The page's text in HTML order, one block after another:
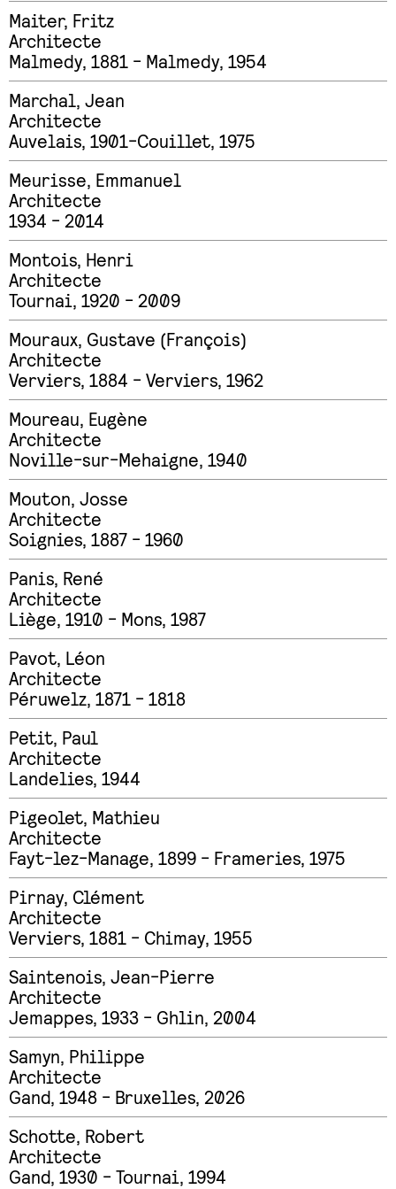
Maiter, Fritz
Architecte
Malmedy, 1881 - Malmedy, 1954
Marchal, Jean
Architecte
Auvelais, 1901-Couillet, 1975
Meurisse, Emmanuel
Architecte
1934 - 2014
Montois, Henri
Architecte
Tournai, 1920 - 2009
Mouraux, Gustave (François)
Architecte
Verviers, 1884 - Verviers, 1962
Moureau, Eugène
Architecte
Noville-sur-Mehaigne, 1940
Mouton, Josse
Architecte
Soignies, 1887 - 1960
Panis, René
Architecte
Liège, 1910 - Mons, 1987
Pavot, Léon
Architecte
Péruwelz, 1871 - 1818
Petit, Paul
Architecte
Landelies, 1944
Pigeolet, Mathieu
Architecte
Fayt-lez-Manage, 1899 - Frameries, 1975
Pirnay, Clément
Architecte
Verviers, 1881 - Chimay, 1955
Saintenois, Jean-Pierre
Architecte
Jemappes, 1933 - Ghlin, 2004
Samyn, Philippe
Architecte
Gand, 1948 - Bruxelles, 2026
Schotte, Robert
Architecte
Gand, 1930 - Tournai, 1994